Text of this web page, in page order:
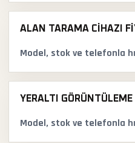
ALAN TARAMA CIHAZI
Model, stok ve telefonla
YERALTI
Model, stok ve telefonla